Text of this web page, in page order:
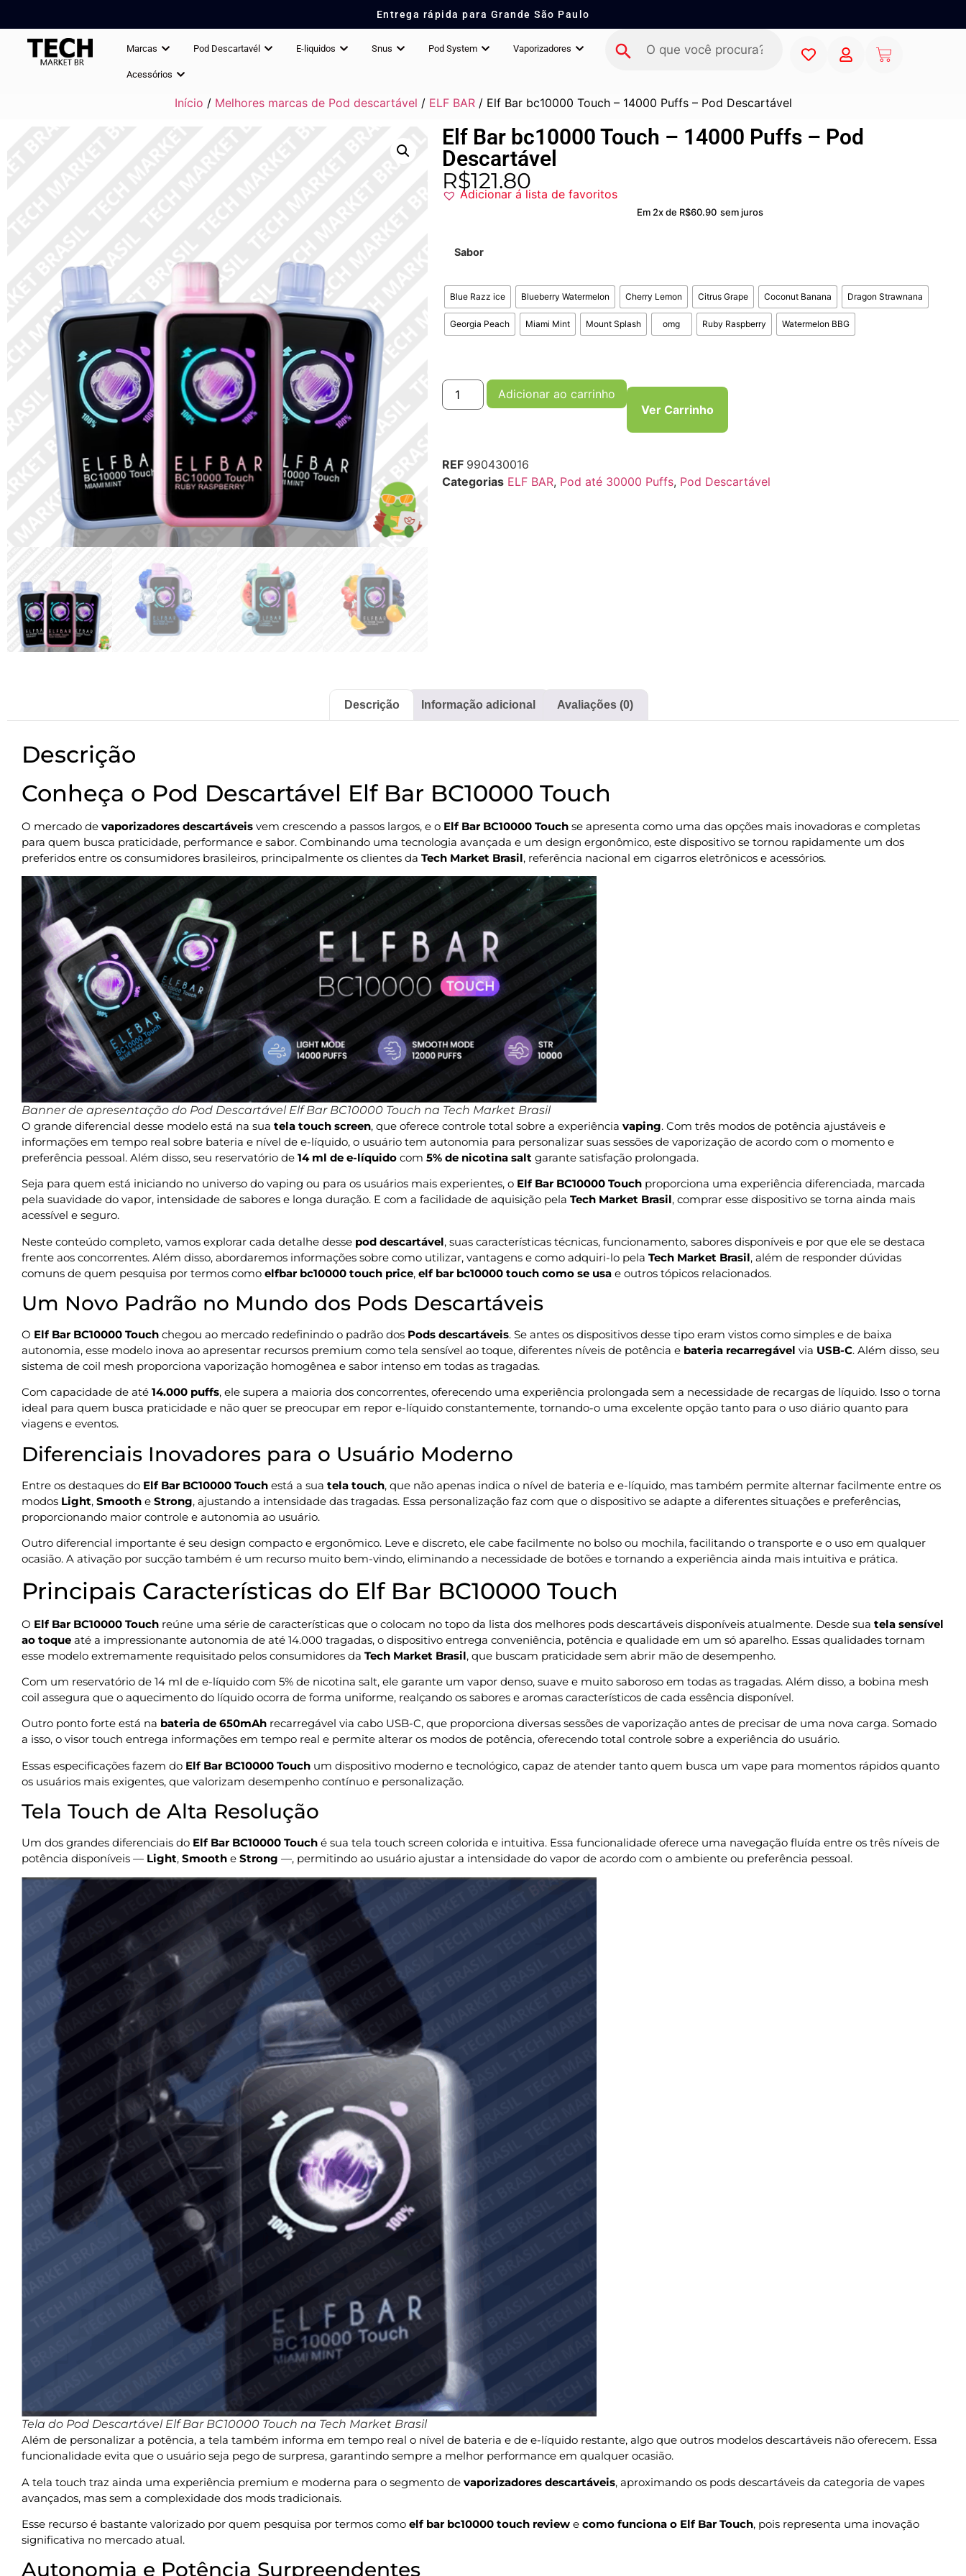
Entrega rápida para Grande São Paulo
Marcas Pod Descartavél E-liquidos Snus Pod System Vaporizadores
Acessórios
Início / Melhores marcas de Pod descartável / ELF BAR/ Elf Bar bc10000 Touch – 14000 Puffs – Pod Descartável
Elf Bar bc10000 Touch – 14000 Puffs – Pod
Descartável
R$121.80
Adicionar á lista de favoritos
Em 2x de R$60.90 sem juros
Sabor
Blue Razz ice Blueberry Watermelon Cherry Lemon Citrus Grape Coconut Banana Dragon Strawnana
Georgia Peach Miami Mint Mount Splash omg Ruby Raspberry Watermelon BBG
Adicionar ao carrinho
Ver Carrinho
REF 990430016
Categorias ELF BAR, Pod até 30000 Puffs, Pod Descartável
Descrição Informação adicional Avaliações (0)
Descrição
Conheça o Pod Descartável Elf Bar BC10000 Touch
O mercado de vaporizadores descartáveis vem crescendo a passos largos, e o Elf Bar BC10000 Touch se apresenta como uma das opções mais inovadoras e completas
para quem busca praticidade, performance e sabor. Combinando uma tecnologia avançada e um design ergonômico, este dispositivo se tornou rapidamente um dos
preferidos entre os consumidores brasileiros, principalmente os clientes da Tech Market Brasil, referência nacional em cigarros eletrônicos e acessórios.
Banner de apresentação do Pod Descartável Elf Bar BC10000 Touch na Tech Market Brasil
O grande diferencial desse modelo está na sua tela touch screen, que oferece controle total sobre a experiência vaping. Com três modos de potência ajustáveis e
informações em tempo real sobre bateria e nível de e-líquido, o usuário tem autonomia para personalizar suas sessões de vaporização de acordo com o momento e
preferência pessoal. Além disso, seu reservatório de 14 ml de e-líquido com 5% de nicotina salt garante satisfação prolongada.
Seja para quem está iniciando no universo do vaping ou para os usuários mais experientes, o Elf Bar BC10000 Touch proporciona uma experiência diferenciada, marcada
pela suavidade do vapor, intensidade de sabores e longa duração. E com a facilidade de aquisição pela Tech Market Brasil, comprar esse dispositivo se torna ainda mais
acessível e seguro.
Neste conteúdo completo, vamos explorar cada detalhe desse pod descartável, suas características técnicas, funcionamento, sabores disponíveis e por que ele se destaca
frente aos concorrentes. Além disso, abordaremos informações sobre como utilizar, vantagens e como adquiri-lo pela Tech Market Brasil, além de responder dúvidas
comuns de quem pesquisa por termos como elfbar bc10000 touch price, elf bar bc10000 touch como se usa e outros tópicos relacionados.
Um Novo Padrão no Mundo dos Pods Descartáveis
O Elf Bar BC10000 Touch chegou ao mercado redefinindo o padrão dos Pods descartáveis. Se antes os dispositivos desse tipo eram vistos como simples e de baixa
autonomia, esse modelo inova ao apresentar recursos premium como tela sensível ao toque, diferentes níveis de potência e bateria recarregável via USB-C. Além disso, seu
sistema de coil mesh proporciona vaporização homogênea e sabor intenso em todas as tragadas.
Com capacidade de até 14.000 puffs, ele supera a maioria dos concorrentes, oferecendo uma experiência prolongada sem a necessidade de recargas de líquido. Isso o torna
ideal para quem busca praticidade e não quer se preocupar em repor e-líquido constantemente, tornando-o uma excelente opção tanto para o uso diário quanto para
viagens e eventos.
Diferenciais Inovadores para o Usuário Moderno
Entre os destaques do Elf Bar BC10000 Touch está a sua tela touch, que não apenas indica o nível de bateria e e-líquido, mas também permite alternar facilmente entre os
modos Light, Smooth e Strong, ajustando a intensidade das tragadas. Essa personalização faz com que o dispositivo se adapte a diferentes situações e preferências,
proporcionando maior controle e autonomia ao usuário.
Outro diferencial importante é seu design compacto e ergonômico. Leve e discreto, ele cabe facilmente no bolso ou mochila, facilitando o transporte e o uso em qualquer
ocasião. A ativação por sucção também é um recurso muito bem-vindo, eliminando a necessidade de botões e tornando a experiência ainda mais intuitiva e prática.
Principais Características do Elf Bar BC10000 Touch
O Elf Bar BC10000 Touch reúne uma série de características que o colocam no topo da lista dos melhores pods descartáveis disponíveis atualmente. Desde sua tela sensível
ao toque até a impressionante autonomia de até 14.000 tragadas, o dispositivo entrega conveniência, potência e qualidade em um só aparelho. Essas qualidades tornam
esse modelo extremamente requisitado pelos consumidores da Tech Market Brasil, que buscam praticidade sem abrir mão de desempenho.
Com um reservatório de 14 ml de e-líquido com 5% de nicotina salt, ele garante um vapor denso, suave e muito saboroso em todas as tragadas. Além disso, a bobina mesh
coil assegura que o aquecimento do líquido ocorra de forma uniforme, realçando os sabores e aromas característicos de cada essência disponível.
Outro ponto forte está na bateria de 650mAh recarregável via cabo USB-C, que proporciona diversas sessões de vaporização antes de precisar de uma nova carga. Somado
a isso, o visor touch entrega informações em tempo real e permite alterar os modos de potência, oferecendo total controle sobre a experiência do usuário.
Essas especificações fazem do Elf Bar BC10000 Touch um dispositivo moderno e tecnológico, capaz de atender tanto quem busca um vape para momentos rápidos quanto
os usuários mais exigentes, que valorizam desempenho contínuo e personalização.
Tela Touch de Alta Resolução
Um dos grandes diferenciais do Elf Bar BC10000 Touch é sua tela touch screen colorida e intuitiva. Essa funcionalidade oferece uma navegação fluída entre os três níveis de
potência disponíveis — Light, Smooth e Strong —, permitindo ao usuário ajustar a intensidade do vapor de acordo com o ambiente ou preferência pessoal.
Tela do Pod Descartável Elf Bar BC10000 Touch na Tech Market Brasil
Além de personalizar a potência, a tela também informa em tempo real o nível de bateria e de e-líquido restante, algo que outros modelos descartáveis não oferecem. Essa
funcionalidade evita que o usuário seja pego de surpresa, garantindo sempre a melhor performance em qualquer ocasião.
A tela touch traz ainda uma experiência premium e moderna para o segmento de vaporizadores descartáveis, aproximando os pods descartáveis da categoria de vapes
avançados, mas sem a complexidade dos mods tradicionais.
Esse recurso é bastante valorizado por quem pesquisa por termos como elf bar bc10000 touch review e como funciona o Elf Bar Touch, pois representa uma inovação
significativa no mercado atual.
Autonomia e Potência Surpreendentes